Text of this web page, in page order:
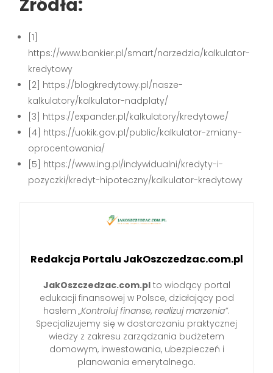
Źródła:
[1]
https://www.bankier.pl/smart/narzedzia/kalkulator-
kredytowy
[2] https://blogkredytowy.pl/nasze-
kalkulatory/kalkulator-nadplaty/
[3] https://expander.pl/kalkulatory/kredytowe/
[4] https://uokik.gov.pl/public/kalkulator-zmiany-
oprocentowania/
[5] https://www.ing.pl/indywidualni/kredyty-i-
pozyczki/kredyt-hipoteczny/kalkulator-kredytowy
Redakcja Portalu JakOszczedzac.com.pl
JakOszczedzac.com.plto wiodący portal
edukacji finansowej w Polsce, działający pod
hasłem „Kontroluj finanse, realizuj marzenia”.
Specjalizujemy się w dostarczaniu praktycznej
wiedzy z zakresu zarządzania budżetem
domowym, inwestowania, ubezpieczeń i
planowania emerytalnego.